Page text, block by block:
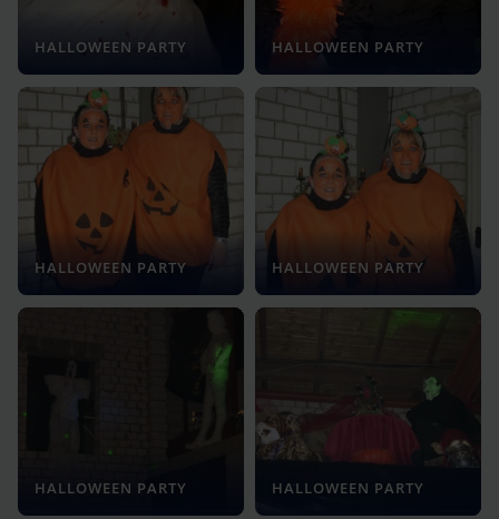
HALLOWEEN PARTY HALLOWEEN PARTY
HALLOWEEN PARTY HALLOWEEN PARTY
HALLOWEEN PARTY HALLOWEEN PARTY